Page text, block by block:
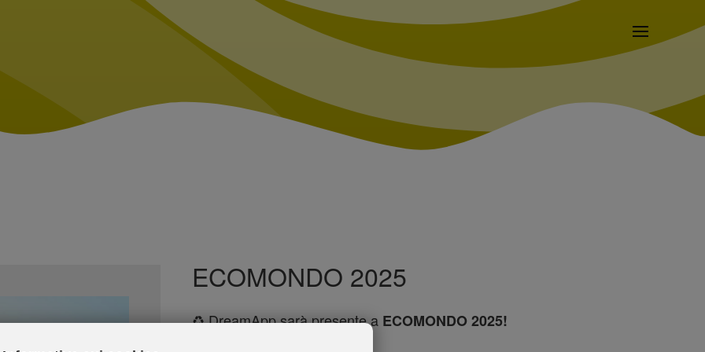
ECOMONDO 2025
♻️ DreamApp sarà presente a ECOMONDO 2025!